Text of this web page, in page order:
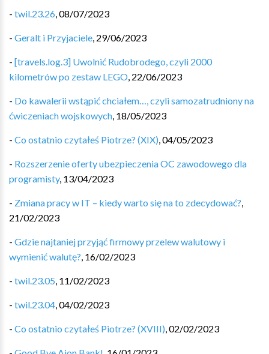
- twil.23.26,08/07/2023
- Geralt i Przyjaciele, 29/06/2023
- [travels.log.3] Uwolnić Rudobrodego, czyli 2000
kilometrów po zestaw LEGO, 22/06/2023
- Do kawalerii wstąpić chciałem…, czyli samozatrudniony na
ćwiczeniach wojskowych, 18/05/2023
- Co ostatnio czytałeś Piotrze? (XIX),04/05/2023
- Rozszerzenie oferty ubezpieczenia OC zawodowego dla
programisty, 13/04/2023
- Zmiana pracy w IT – kiedy warto się na to zdecydować?,
21/02/2023
- Gdzie najtaniej przyjąć firmowy przelew walutowy i
wymienić walutę?, 16/02/2023
- twil.23.05, 11/02/2023
- twil.23.04,04/02/2023
- Co ostatnio czytałeś Piotrze? (XVIII),02/02/2023